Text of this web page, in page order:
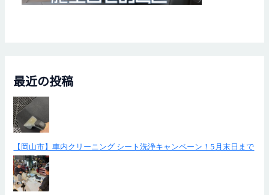
最近の投稿
【岡山市】車内クリーニング シート洗浄キャンペーン！5月末日まで